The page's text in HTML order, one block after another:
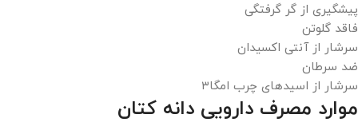
پیشگیری از گر گرفتگی
فاقد گلوتن
سرشار از آنتی اکسیدان
ضد سرطان
سرشار از اسیدهای چرب امگا۳
موارد مصرف دارویی دانه کتان